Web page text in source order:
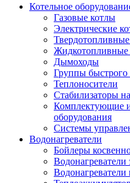
Котельное
Газовые котлы
Электрические
Жидкотопливные
Дымоходы
Группы быстрого
Теплоносители
Стабилизаторы
Комплектующие и
оборудования
Системы
Водонагреватели
Бойлеры
Водонагреватели
Водонагреватели